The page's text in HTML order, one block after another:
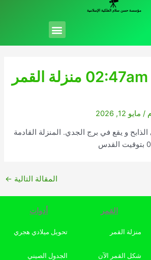
مؤسسة حسن سلام الفلكية الإسلامية
Menu
02:47am 12/05/26 منزلة القمر
/ مايو 12, 2026
الذابح و يقع في برج الجدي. المنزلة القادمة
المقالة التالية ←
القمر
منزلة القمر
شكل القمر الآن
أدوات
تحويل ميلادي هجري
الجدول الصيني